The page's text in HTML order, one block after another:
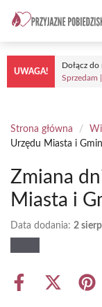
treści
UWAGA!
Dołącz
Sprzedam
Strona główna /
Urzędu Miasta i
Zmiana
Miasta i
Data dodania: 2
Share
Share